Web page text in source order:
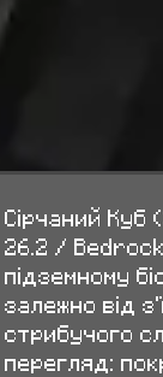
Сірчаний
26.2 / Bedrock
підземному
залежно від
стрибучого
перегляд: